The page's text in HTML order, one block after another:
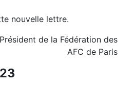
nouvelle lettre.
de la Fédération des
AFC de Paris